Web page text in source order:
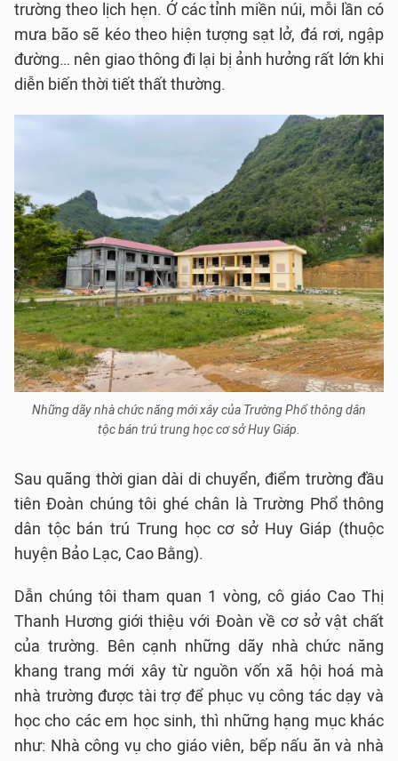
trường theo lịch hẹn. Ở các tỉnh miền núi, mỗi lần có
mưa bão sẽ kéo theo hiện tượng sạt lở, đá rơi, ngập
đường… nên giao thông đi lại bị ảnh hưởng rất lớn khi
diễn biến thời tiết thất thường.
Những dãy nhà chức năng mới xây của Trường Phổ thông dân
tộc bán trú trung học cơ sở Huy Giáp.
Sau quãng thời gian dài di chuyển, điểm trường đầu
tiên Đoàn chúng tôi ghé chân là Trường Phổ thông
dân tộc bán trú Trung học cơ sở Huy Giáp (thuộc
huyện Bảo Lạc, Cao Bằng).
Dẫn chúng tôi tham quan 1 vòng, cô giáo Cao Thị
Thanh Hương giới thiệu với Đoàn về cơ sở vật chất
của trường. Bên cạnh những dãy nhà chức năng
khang trang mới xây từ nguồn vốn xã hội hoá mà
nhà trường được tài trợ để phục vụ công tác dạy và
học cho các em học sinh, thì những hạng mục khác
như: Nhà công vụ cho giáo viên, bếp nấu ăn và nhà